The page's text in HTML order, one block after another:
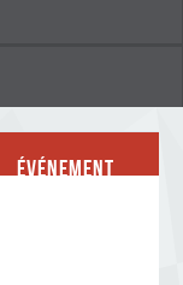
Événement